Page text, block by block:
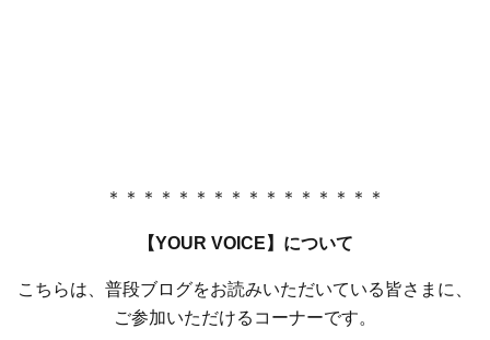
＊＊＊＊＊＊＊＊＊＊＊＊＊＊＊＊
【YOUR VOICE】について
こちらは、普段ブログをお読みいただいている皆さまに、
ご参加いただけるコーナーです。